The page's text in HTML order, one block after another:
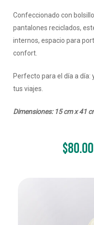
Confeccionado con
pantalones reciclados,
internos, espacio para
confort.
Perfecto para el día a día:
tus viajes.
Dimensiones: 15 cm x 41